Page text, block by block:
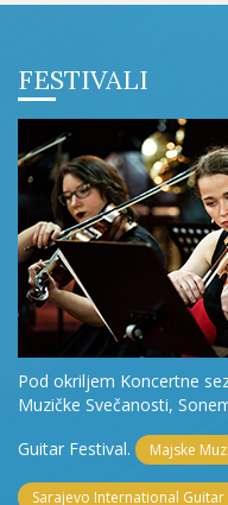
FESTIVALI
Pod okriljem Koncertne
Muzičke Svečanosti,
Guitar Festival.
Majske
Sarajevo International Guitar